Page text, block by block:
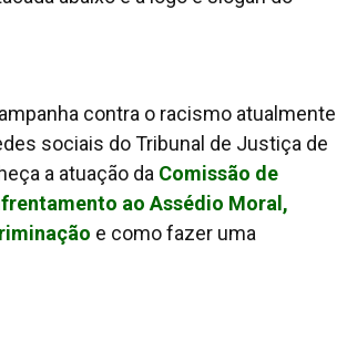
contra o racismo atualmente
sociais do Tribunal de Justiça de
a atuação da Comissão de
ao Assédio Moral,
e como fazer uma